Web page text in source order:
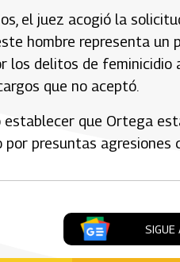
el juez acogió la
hombre representa un
los delitos de feminicidio
que no aceptó.
establecer que Ortega
por presuntas
SIGUE